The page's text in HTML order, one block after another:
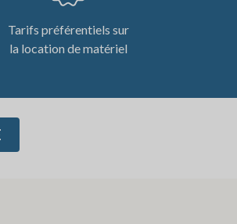
Tarifs préférentiels sur
la location de matériel